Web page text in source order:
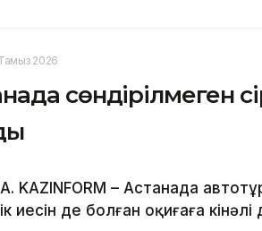
2026
сөндірілмеген
KAZINFORM – Астанада
иесін де болған оқиғаға